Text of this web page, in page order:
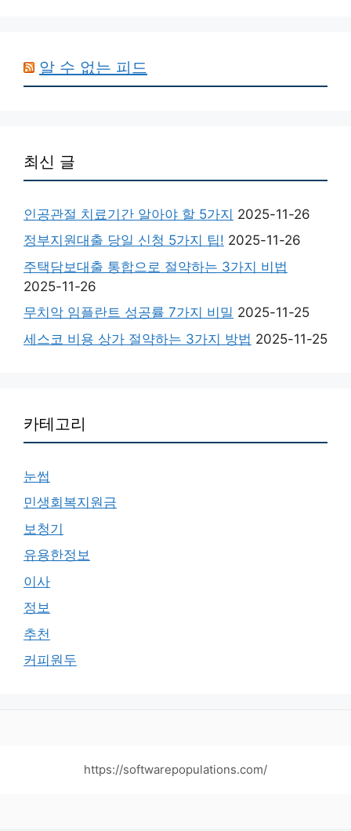
알 수 없는 피드
최신 글
인공관절 치료기간 알아야 할 5가지 2025-11-26
정부지원대출 당일 신청 5가지 팁! 2025-11-26
주택담보대출 통합으로 절약하는 3가지 비법
2025-11-26
무치악 임플란트 성공률 7가지 비밀 2025-11-25
세스코 비용 상가 절약하는 3가지 방법 2025-11-25
카테고리
눈썹
민생회복지원금
보청기
유용한정보
이사
정보
추천
커피원두
https://softwarepopulations.com/